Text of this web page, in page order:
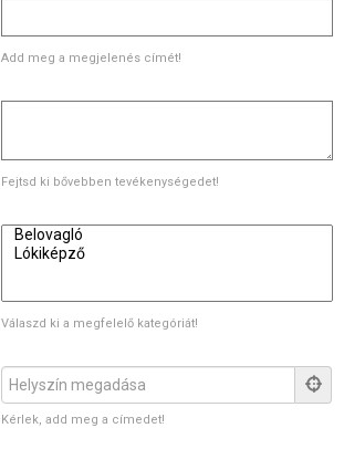
Add meg a megjelenés címét!
Fejtsd ki bővebben tevékenységedet!
Válaszd ki a megfelelő kategóriát!
Kérlek, add meg a címedet!